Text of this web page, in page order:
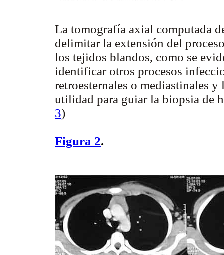
La tomografía axial computada
delimitar la extensión del
los tejidos blandos, como se
identificar otros procesos
retroesternales o mediastinales
utilidad para guiar la biopsia de
3)
Figura 2.